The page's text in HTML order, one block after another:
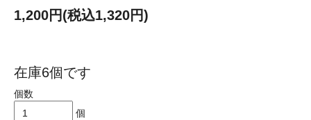
1,200円(税込1,320円)
在庫6個です
個数
個